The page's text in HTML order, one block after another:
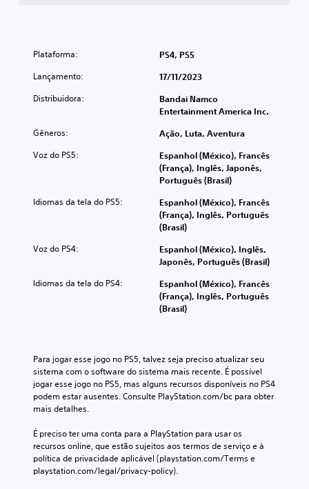
Plataforma: PS4, PS5
Lançamento: 17/11/2023
Distribuidora:
Bandai Namco
Entertainment America Inc.
Gêneros: Ação, Luta, Aventura
Voz do PS5:
Espanhol (México), Francês
(França), Inglês, Japonês,
Português (Brasil)
Idiomas da tela do PS5:
Espanhol (México), Francês
(França), Inglês, Português
(Brasil)
Voz do PS4:
Espanhol (México), Inglês,
Japonês, Português (Brasil)
Idiomas da tela do PS4:
Espanhol (México), Francês
(França), Inglês, Português
(Brasil)
Para jogar esse jogo no PS5, talvez seja preciso atualizar seu
sistema com o software do sistema mais recente. É possível
jogar esse jogo no PS5, mas alguns recursos disponíveis no PS4
podem estar ausentes. Consulte PlayStation.com/bc para obter
mais detalhes.
É preciso ter uma conta para a PlayStation para usar os
recursos online, que estão sujeitos aos termos de serviço e à
política de privacidade aplicável (playstation.com/Terms e
playstation.com/legal/privacy-policy).